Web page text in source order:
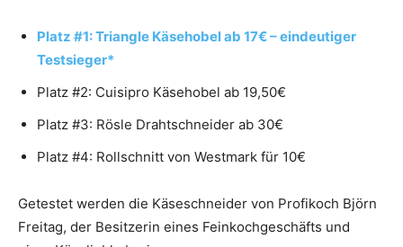
Platz #1: Triangle Käsehobel ab 17€ – eindeutiger
Testsieger*
Platz #2: Cuisipro Käsehobel ab 19,50€
Platz #3: Rösle Drahtschneider ab 30€
Platz #4: Rollschnitt von Westmark für 10€
Getestet werden die Käseschneider von Profikoch Björn
Freitag, der Besitzerin eines Feinkochgeschäfts und